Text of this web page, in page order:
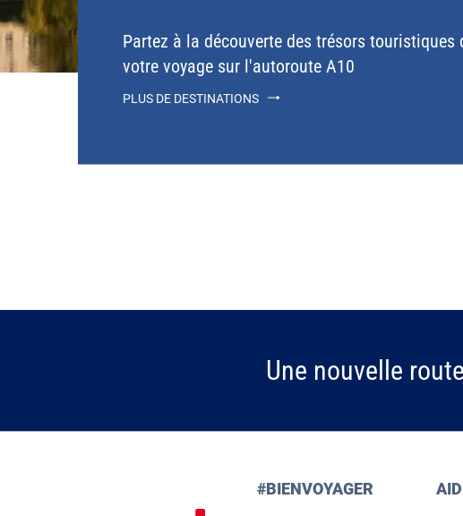
Partez à la découverte des trésors touristiques
votre voyage sur l'autoroute A10
PLUS DE DESTINATIONS
Une nouvelle
#BIENVOYAGER